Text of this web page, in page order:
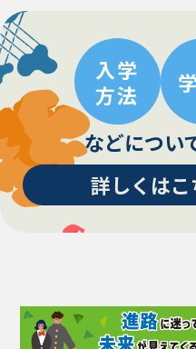
入学
方法
などについ
詳しくはこ